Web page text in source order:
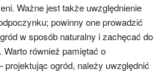
Ważne jest także uwzględnienie
powinny one prowadzić
w sposób naturalny i zachęcać do
również pamiętać o
ogród, należy uwzględnić